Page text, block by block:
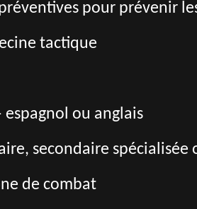
pour prévenir
tactique
ou anglais
secondaire spécialisée
de combat